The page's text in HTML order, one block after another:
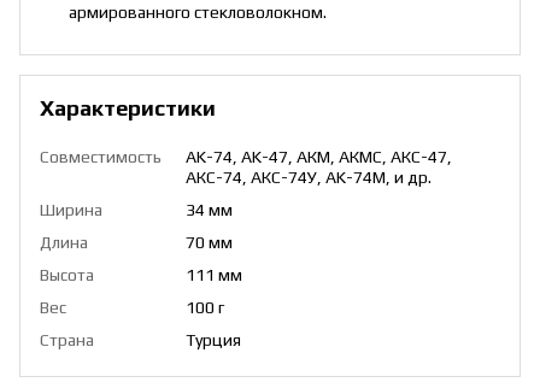
армированного стекловолокном.
Характеристики
Совместимость
AK-74, AK-47, АКМ, АКМС, АКС-47,
АКС-74, АКС-74У, AK-74M, и др.
Ширина
34 мм
Длина
70 мм
Высота
111 мм
Вес
100 г
Страна
Турция